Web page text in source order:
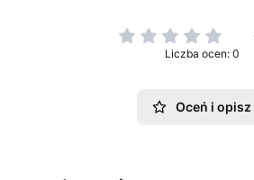
Liczba ocen: 0
Oceń i opisz